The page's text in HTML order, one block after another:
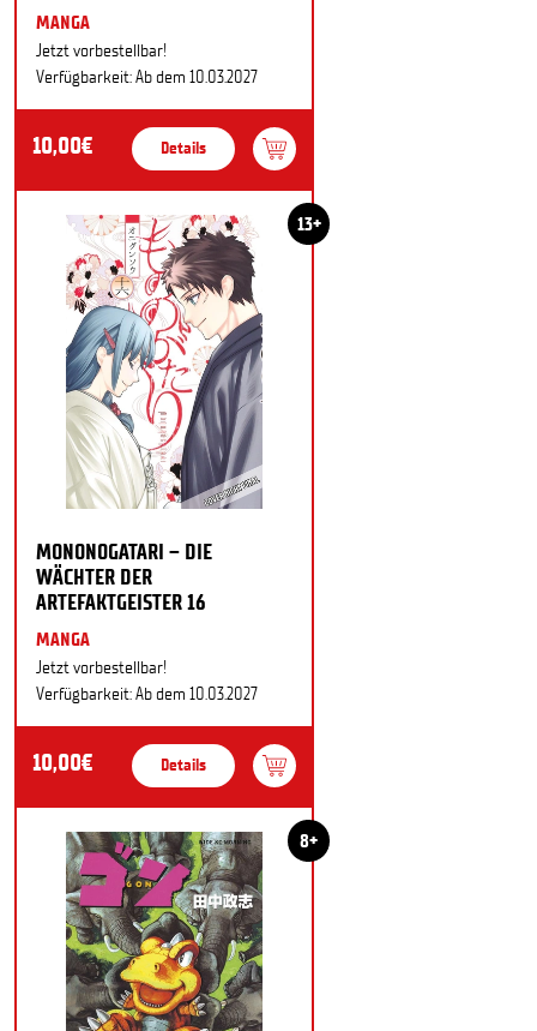
MANGA
Jetzt vorbestellbar!
Verfügbarkeit: Ab dem 10.03.2027
10,00€ Details
13+
MONONOGATARI – DIE
WÄCHTER DER
ARTEFAKTGEISTER 16
MANGA
Jetzt vorbestellbar!
Verfügbarkeit: Ab dem 10.03.2027
10,00€ Details
8+